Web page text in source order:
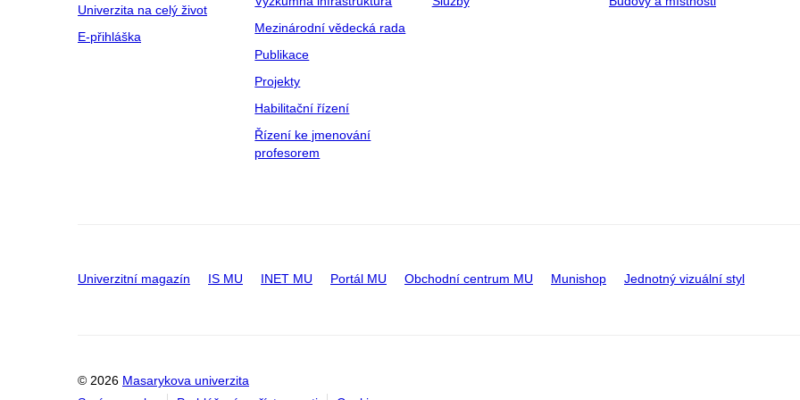
Univerzita na celý život
E-přihláška
Mezinárodní vědecká rada
Publikace
Projekty
Habilitační řízení
Řízení ke jmenování
profesorem
Univerzitní magazín IS MU INET MU Portál MU Obchodní centrum MU Munishop Jednotný vizuální styl
© 2026 Masarykova univerzita